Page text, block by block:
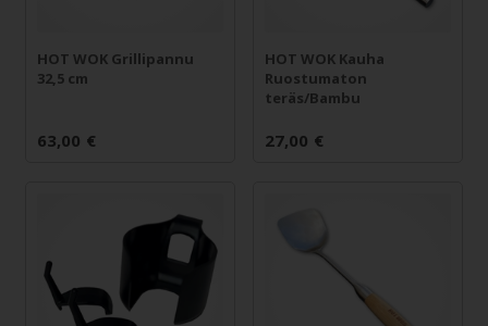
HOT WOK Grillipannu
32,5 cm
63,00 €
HOT WOK Kauha
Ruostumaton
teräs/Bambu
27,00 €